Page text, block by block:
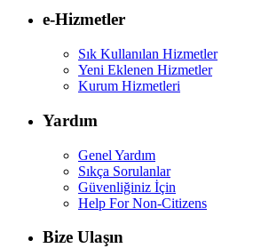
e-Hizmetler
Sık Kullanılan Hizmetler
Yeni Eklenen Hizmetler
Kurum Hizmetleri
Yardım
Genel Yardım
Sıkça Sorulanlar
Güvenliğiniz İçin
Help For Non-Citizens
Bize Ulaşın